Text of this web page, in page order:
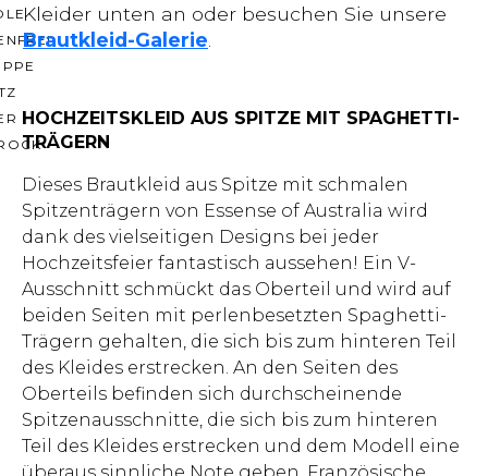
Kleider unten an oder besuchen Sie unsere
Brautkleid-Galerie
HOCHZEITSKLEID AUS SPITZE MIT SPAGHETTI-
TRÄGERN
Dieses Brautkleid aus Spitze mit schmalen
Spitzenträgern von Essense of Australia wird
dank des vielseitigen Designs bei jeder
Hochzeitsfeier fantastisch aussehen! Ein V-
Ausschnitt schmückt das Oberteil und wird auf
beiden Seiten mit perlenbesetzten Spaghetti-
Trägern gehalten, die sich bis zum hinteren Teil
des Kleides erstrecken. An den Seiten des
Oberteils befinden sich durchscheinende
Spitzenausschnitte, die sich bis zum hinteren
Teil des Kleides erstrecken und dem Modell eine